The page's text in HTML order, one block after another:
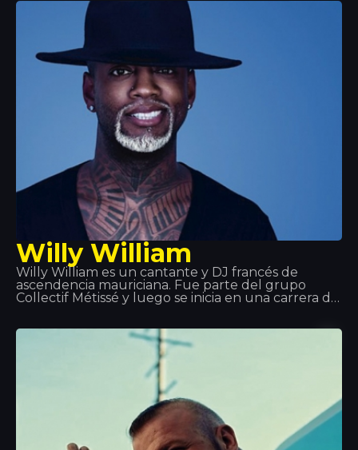
conocido por sus frecuentes colaboraciones con
Max B, y más recientemente con Rick Ross junto
con su grupo de Coke Boys. Además de
colaboraciones con artistas reconocidos como
Drake, will.i.am, Jeremih, Future, Lil Wayne, Fat Joe,
J Balvin…entre otros
Willy William
Willy William es un cantante y DJ francés de
ascendencia mauriciana. Fue parte del grupo
Collectif Métissé y luego se inicia en una carrera de
Assad. En noviembre de 2015, Willy William saca
Ego que se posiciona entre las mayores ventas de
singles en Francia, Bélgica e Italia. En 2017, Willy
William forma un duo con el cantante colombiano
J Balvin y sacan “Mi Gente”. El 29 de septiembre de
2017, sale el remix de “Mi Gente” en colaboración